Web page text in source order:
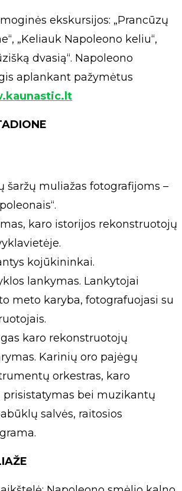
ekskursijos: „Prancūzų
„Keliauk Napoleono keliu“,
dvasią“. Napoleono
aplankant pažymėtus
šaržų muliažas fotografijoms –
karo istorijos rekonstruotojų
kojūkininkai.
lankymas. Lankytojai
meto karyba, fotografuojasi su
karo rekonstruotojų
Karinių oro pajėgų
orkestras, karo
bei muzikantų
salvės, raitosios